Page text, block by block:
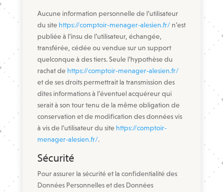
Aucune information personnelle de l’utilisateur
du site https://comptoir-menager-alesien.fr/n’est
publiée à l’insu de l’utilisateur, échangée,
transférée, cédée ou vendue sur un support
quelconque à des tiers. Seule l’hypothèse du
rachat de https://comptoir-menager-alesien.fr/
et de ses droits permettrait la transmission des
dites informations à l’éventuel acquéreur qui
serait à son tour tenu de la même obligation de
conservation et de modification des données vis
à vis de l’utilisateur du site https://comptoir-
menager-alesien.fr/.
Sécurité
Pour assurer la sécurité et la confidentialité des
Données Personnelles et des Données